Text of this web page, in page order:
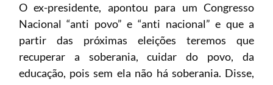
O ex-presidente, apontou para um Congresso
Nacional “anti povo” e “anti nacional” e que a
partir das próximas eleições teremos que
recuperar a soberania, cuidar do povo, da
educação, pois sem ela não há soberania. Disse,